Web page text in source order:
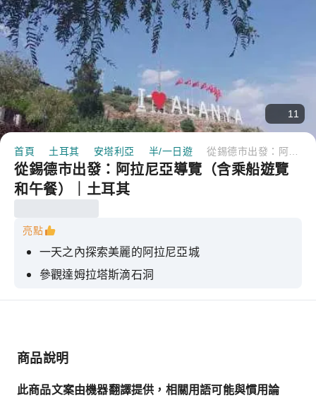
11
首頁 土耳其 安塔利亞 半/一日遊
從錫德市出發：阿拉尼亞導覽（含乘船遊覽
和午餐）｜土耳其
亮點
一天之內探索美麗的阿拉尼亞城
參觀達姆拉塔斯滴石洞
參加1小時乘船遊覽，參觀海盜洞、情人洞和磷光
在迪姆卡伊河畔的受歡迎餐廳享用午餐
商品說明
此商品文案由機器翻譯提供，相關用語可能與慣用論